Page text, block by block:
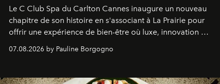
Le C Club Spa du Carlton Cannes inaugure un nouveau
chapitre de son histoire en s'associant à La Prairie pour
offrir une expérience de bien-être où luxe, innovation et
07.08.2026 by Pauline Borgogno